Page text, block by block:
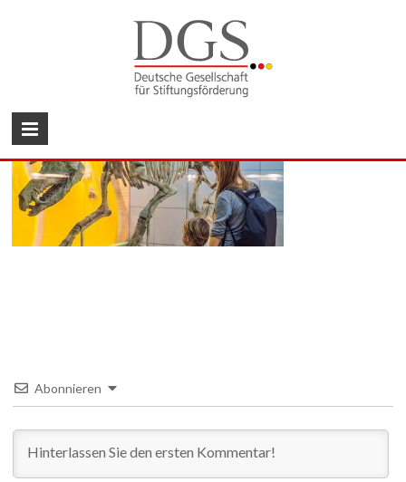
DGS
Deutsche
Gesellschaft
für
Stiftungsförderung
Abonnieren